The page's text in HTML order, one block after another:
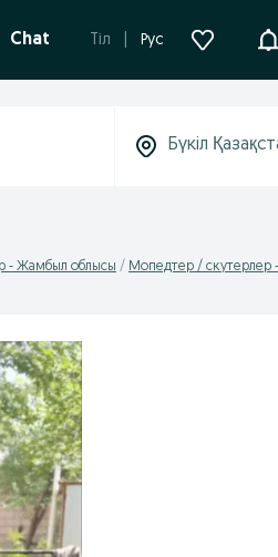
Chat Tіл Рус
- Жамбыл облысы Мопедтер / скутерлер